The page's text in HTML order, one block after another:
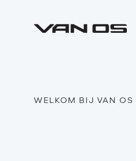
WELKOM BIJ VAN OS